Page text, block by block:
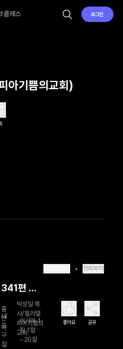
클래스 로그인
아기쁨의교회)
첫화부터
341편 본
질적 신앙
을 회복하
라
출
연
자
박성일 목
사/필라델
피아기쁨의
교회
대
표
구
절
이사야 1
장 1절
~20절
좋아요 공유